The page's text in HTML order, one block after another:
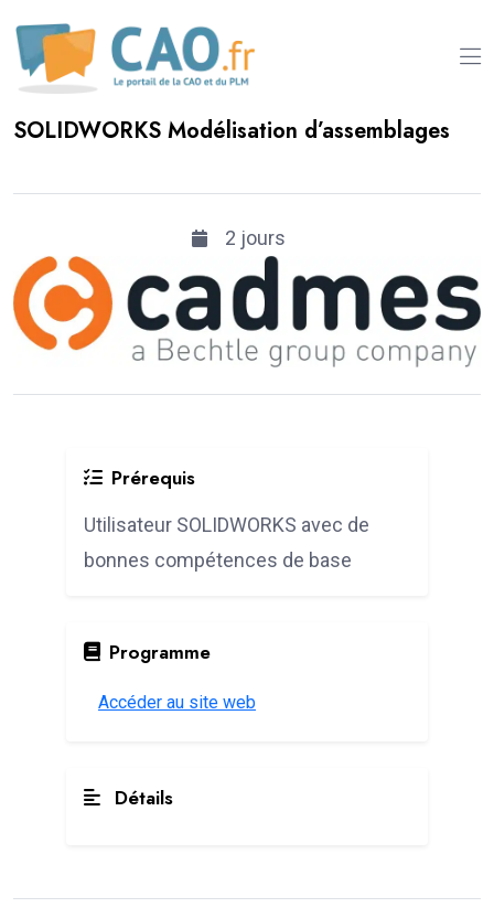
SOLIDWORKS Modélisation d’assemblages
2 jours
Prérequis
Utilisateur SOLIDWORKS avec de
bonnes compétences de base
Programme
Accéder au site web
Détails